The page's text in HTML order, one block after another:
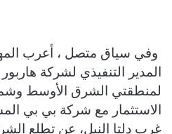
وفي سياق متصل ، أعرب
المدير التنفيذي لشركة
لمنطقتي الشرق الأوسط
الاستثمار مع شركة بي بي
غرب دلتا النيل، عن تطلع